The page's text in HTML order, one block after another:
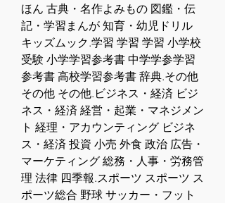
ほん 古典・名作よみもの 図鑑・伝
記・学習まんが 知育・幼児ドリル
キッズムック.学習 学習 学習 小学校
受験 小学学習参考書 中学学参学習
参考書 高校学習参考書 辞典.その他
その他 その他.ビジネス・経済 ビジ
ネス・経済 経営・起業・マネジメン
ト 経理・アカウンティング ビジネ
ス・経済 投資 小売 外食 政治 広告・
マーケティング 総務・人事・労務管
理 法律 四季報.スポーツ スポーツ ス
ポーツ総合 野球 サッカー・フット